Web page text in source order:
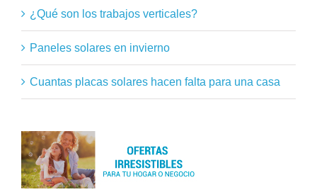
¿Qué son los trabajos verticales?
Paneles solares en invierno
Cuantas placas solares hacen falta para una casa